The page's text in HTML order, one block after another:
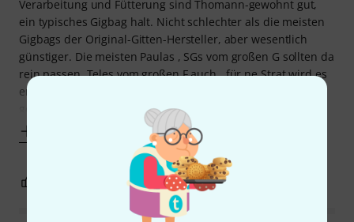
Verarbeitung und Fütterung sind Thomann-gewohnt gut,
ein typisches Gigbag halt. Nicht schlechter als die meisten
Gigbags der Original-Gitten-Hersteller, aber wesentlich
günstiger. Die meisten Paulas , SGs vom großen G sollten da
rein passen, Teles vom großen F auch...für ne Strat wird es
eng, die möchte ich da nicht wirklich reinschubsen. Strats
BEWERTUNG MELDEN